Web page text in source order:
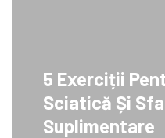
5 Exerciții
Sciatică Și
Suplimentare